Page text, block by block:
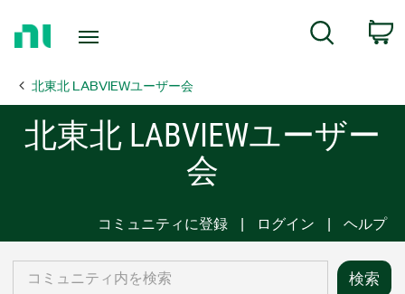
Page
Search
北東北 LABVIEWユーザー会
北東北 LABVIEWユーザー
会
コミュニティに登録 ログイン ヘルプ